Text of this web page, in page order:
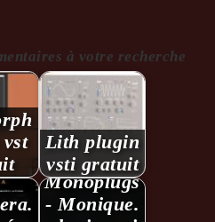
à votre recherche
Lith plugin
vsti gratuit
Monoplugs
- Monique.